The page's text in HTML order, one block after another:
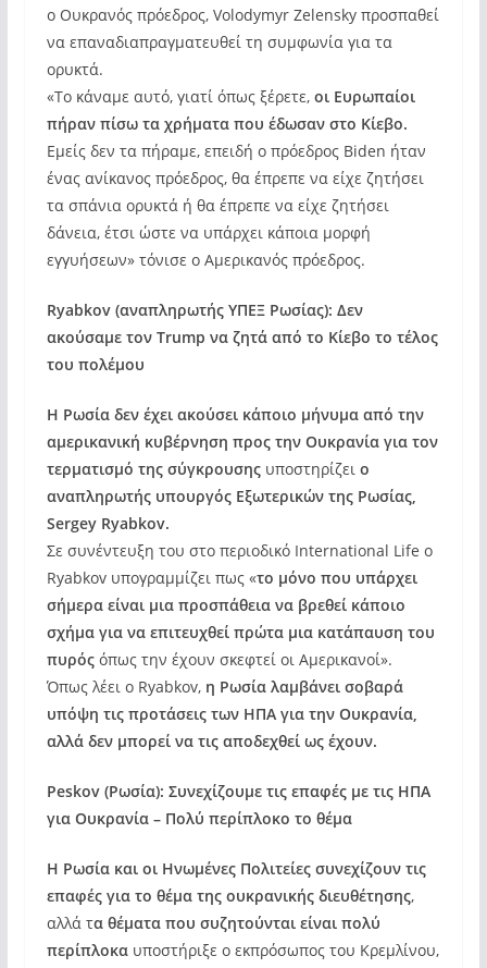
ο Ουκρανός πρόεδρος, Volodymyr Zelensky προσπαθεί
να επαναδιαπραγματευθεί τη συμφωνία για τα
ορυκτά.
«Το κάναμε αυτό, γιατί όπως ξέρετε, οι Ευρωπαίοι
πήραν πίσω τα χρήματα που έδωσαν στο Κίεβο.
Εμείς δεν τα πήραμε, επειδή ο πρόεδρος Biden ήταν
ένας ανίκανος πρόεδρος, θα έπρεπε να είχε ζητήσει
τα σπάνια ορυκτά ή θα έπρεπε να είχε ζητήσει
δάνεια, έτσι ώστε να υπάρχει κάποια μορφή
εγγυήσεων» τόνισε ο Αμερικανός πρόεδρος.
Ryabkov (αναπληρωτής ΥΠΕΞ Ρωσίας): Δεν
ακούσαμε τον Trump να ζητά από το Κίεβο το τέλος
του πολέμου
Η Ρωσία δεν έχει ακούσει κάποιο μήνυμα από την
αμερικανική κυβέρνηση προς την Ουκρανία για τον
τερματισμό της σύγκρουσηςυποστηρίζει ο
αναπληρωτής υπουργός Εξωτερικών της Ρωσίας,
Sergey Ryabkov.
Σε συνέντευξη του στο περιοδικό International Life ο
Ryabkov υπογραμμίζει πως «το μόνο που υπάρχει
σήμερα είναι μια προσπάθεια να βρεθεί κάποιο
σχήμα για να επιτευχθεί πρώτα μια κατάπαυση του
πυρόςόπως την έχουν σκεφτεί οι Αμερικανοί».
Όπως λέει ο Ryabkov, η Ρωσία λαμβάνει σοβαρά
υπόψη τις προτάσεις των ΗΠΑ για την Ουκρανία,
αλλά δεν μπορεί να τις αποδεχθεί ως έχουν.
Peskov (Ρωσία): Συνεχίζουμε τις επαφές με τις ΗΠΑ
για Ουκρανία – Πολύ περίπλοκο το θέμα
Η Ρωσία και οι Ηνωμένες Πολιτείες συνεχίζουν τις
επαφές για το θέμα της ουκρανικής διευθέτησης,
αλλά τα θέματα που συζητούνται είναι πολύ
περίπλοκαυποστήριξε ο εκπρόσωπος του Κρεμλίνου,